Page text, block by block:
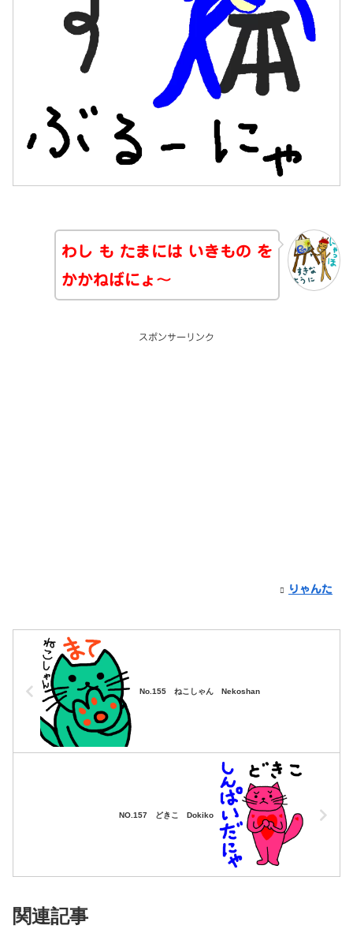
わし も たまには いきもの を
かかねばにょ～
スポンサーリンク
りゃんた
No.155 ねこしゃん Nekoshan
NO.157 どきこ Dokiko
関連記事